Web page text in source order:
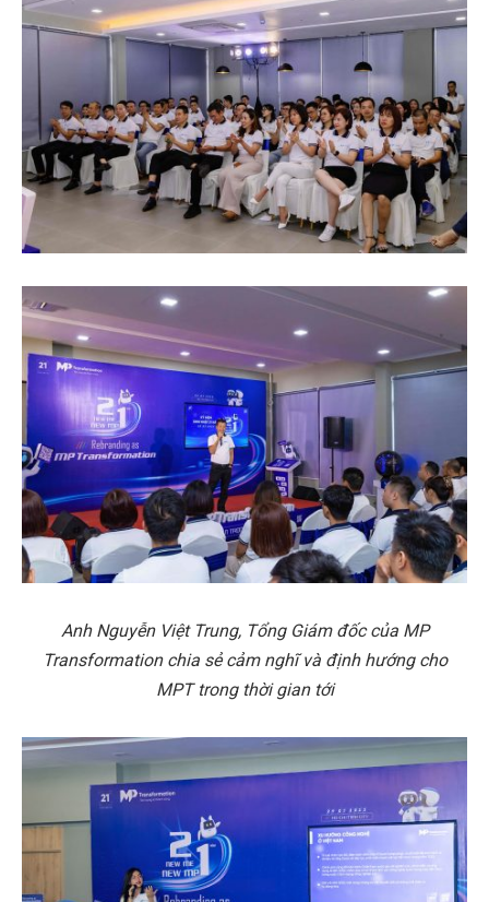
Anh Nguyễn Việt Trung, Tổng Giám đốc của MP
Transformation chia sẻ cảm nghĩ và định hướng cho
MPT trong thời gian tới